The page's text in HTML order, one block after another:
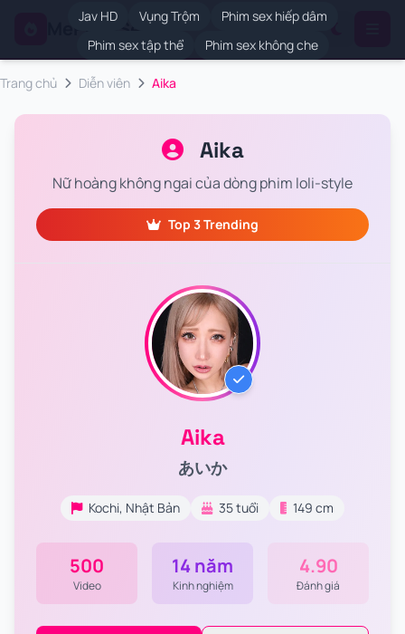
MePhimSex.VIP
Jav HD Vụng Trộm
Phim sex hiếp dâm
Phim sex tập thể
Phim sex không che
Trang chủ Diễn viên Aika
Aika
Nữ hoàng không ngai của dòng phim loli-style
Top 3 Trending
Aika
あいか
Kochi, Nhật Bản 35 tuổi 149 cm
500
Video
14 năm
Kinh nghiệm
4.90
Đánh giá